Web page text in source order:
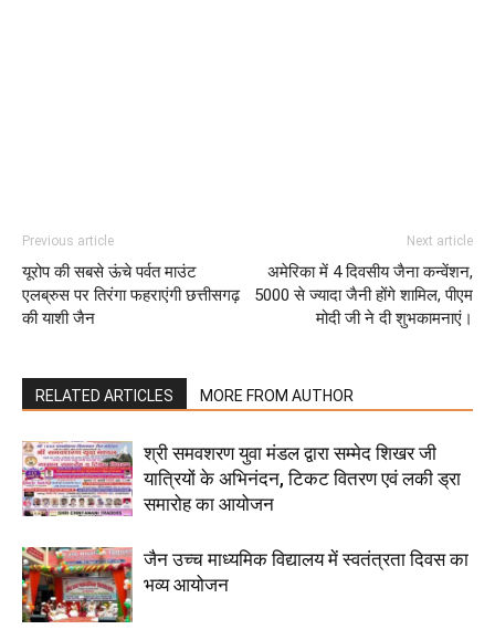
Previous article
यूरोप की सबसे ऊंचे पर्वत माउंट
एलब्रुस पर तिरंगा फहराएंगी छत्तीसगढ़
की याशी जैन
Next article
अमेरिका में 4 दिवसीय जैना कन्वेंशन,
5000 से ज्यादा जैनी होंगे शामिल, पीएम
मोदी जी ने दी शुभकामनाएं।
RELATED ARTICLES MORE FROM AUTHOR
श्री समवशरण युवा मंडल द्वारा सम्मेद शिखर जी
यात्रियों के अभिनंदन, टिकट वितरण एवं लकी ड्रा
समारोह का आयोजन
जैन उच्च माध्यमिक विद्यालय में स्वतंत्रता दिवस का
भव्य आयोजन